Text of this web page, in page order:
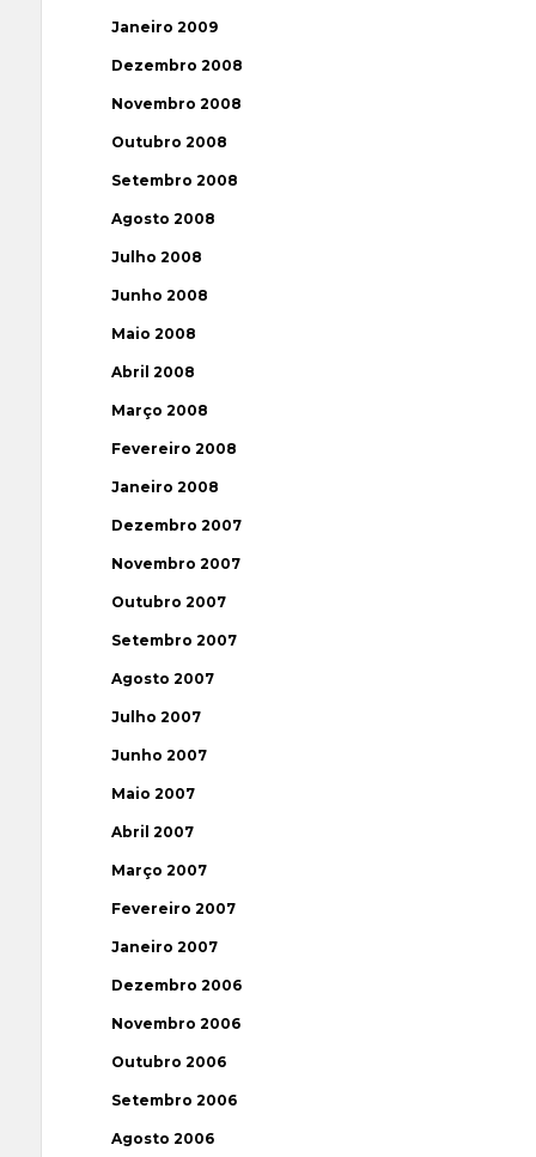
Janeiro 2009
Dezembro 2008
Novembro 2008
Outubro 2008
Setembro 2008
Agosto 2008
Julho 2008
Junho 2008
Maio 2008
Abril 2008
Março 2008
Fevereiro 2008
Janeiro 2008
Dezembro 2007
Novembro 2007
Outubro 2007
Setembro 2007
Agosto 2007
Julho 2007
Junho 2007
Maio 2007
Abril 2007
Março 2007
Fevereiro 2007
Janeiro 2007
Dezembro 2006
Novembro 2006
Outubro 2006
Setembro 2006
Agosto 2006